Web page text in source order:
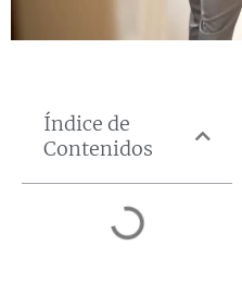
Índice de
Contenidos